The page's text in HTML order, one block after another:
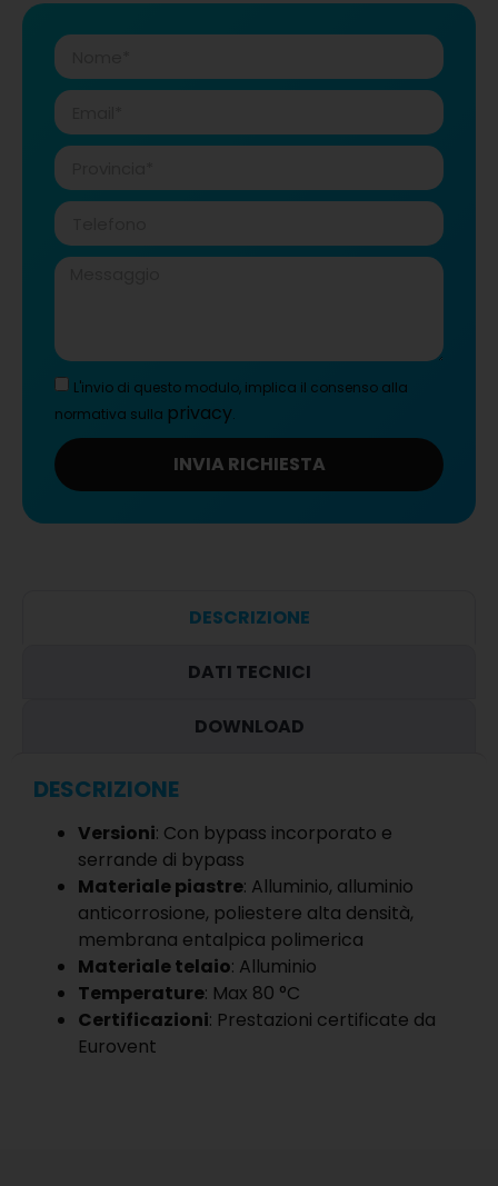
L'invio di questo modulo, implica il consenso alla
normativa sulla privacy.
INVIA RICHIESTA
DESCRIZIONE
DATI TECNICI
DOWNLOAD
DESCRIZIONE
Versioni: Con bypass incorporato e
serrande di bypass
Materiale piastre: Alluminio, alluminio
anticorrosione, poliestere alta densità,
membrana entalpica polimerica
Materiale telaio: Alluminio
Temperature: Max 80 °C
Certificazioni: Prestazioni certificate da
Eurovent